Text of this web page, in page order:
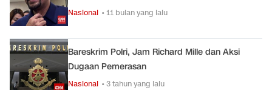
Nasional • 11 bulan yang lalu
Bareskrim Polri, Jam Richard Mille dan Aksi
Dugaan Pemerasan
Nasional • 3 tahun yang lalu